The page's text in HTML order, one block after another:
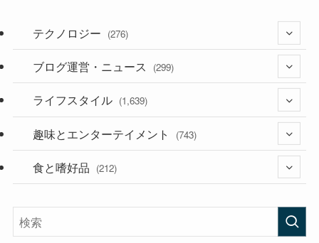
テクノロジー (276)
(36)
(187)
ブログ運営・ニュース (299)
(118)
(181)
ライフスタイル (1,639)
(394)
(282)
趣味とエンターテイメント (743)
(56)
食と嗜好品 (212)